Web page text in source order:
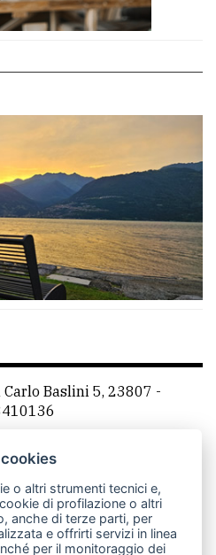
Carlo Baslini 5, 23807 -
CasateOnline
RSS
o altri strumenti tecnici e,
di profilazione o altri
anche di terze parti, per
e offrirti servizi in linea
per il monitoraggio dei